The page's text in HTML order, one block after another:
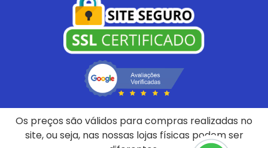
Os preços são válidos para compras realizadas no
site, ou seja, nas nossas lojas físicas podem ser